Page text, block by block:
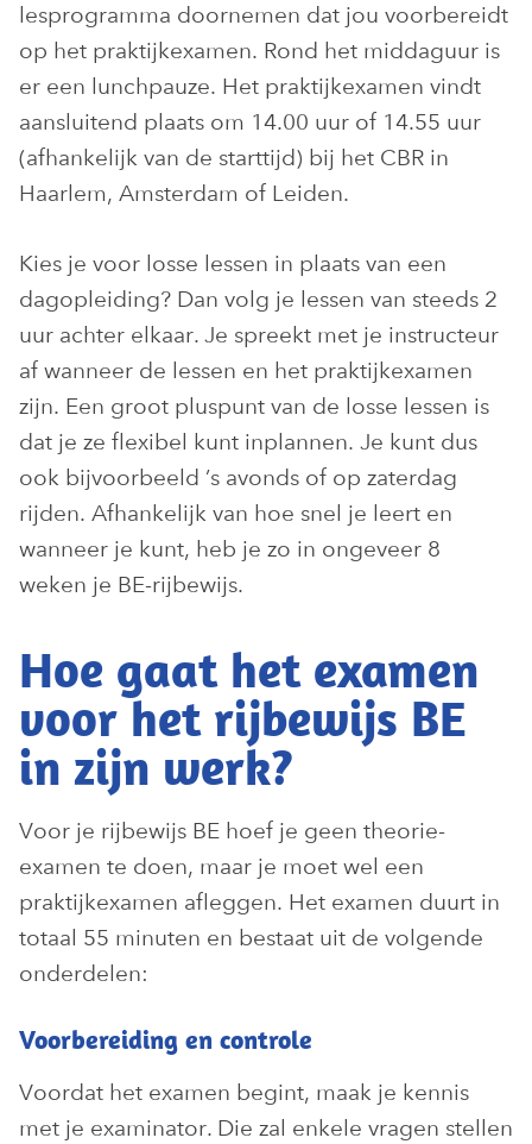
lesprogramma doornemen dat jou voorbereidt
op het praktijkexamen. Rond het middaguur is
er een lunchpauze. Het praktijkexamen vindt
aansluitend plaats om 14.00 uur of 14.55 uur
(afhankelijk van de starttijd) bij het CBR in
Haarlem, Amsterdam of Leiden.
Kies je voor losse lessen in plaats van een
dagopleiding? Dan volg je lessen van steeds 2
uur achter elkaar. Je spreekt met je instructeur
af wanneer de lessen en het praktijkexamen
zijn. Een groot pluspunt van de losse lessen is
dat je ze flexibel kunt inplannen. Je kunt dus
ook bijvoorbeeld ’s avonds of op zaterdag
rijden. Afhankelijk van hoe snel je leert en
wanneer je kunt, heb je zo in ongeveer 8
weken je BE-rijbewijs.
Hoe gaat het examen
voor het rijbewijs BE
in zijn werk?
Voor je rijbewijs BE hoef je geen theorie-
examen te doen, maar je moet wel een
praktijkexamen afleggen. Het examen duurt in
totaal 55 minuten en bestaat uit de volgende
onderdelen:
Voorbereiding en controle
Voordat het examen begint, maak je kennis
met je examinator. Die zal enkele vragen stellen